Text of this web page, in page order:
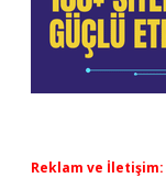
Reklam ve İletişim: